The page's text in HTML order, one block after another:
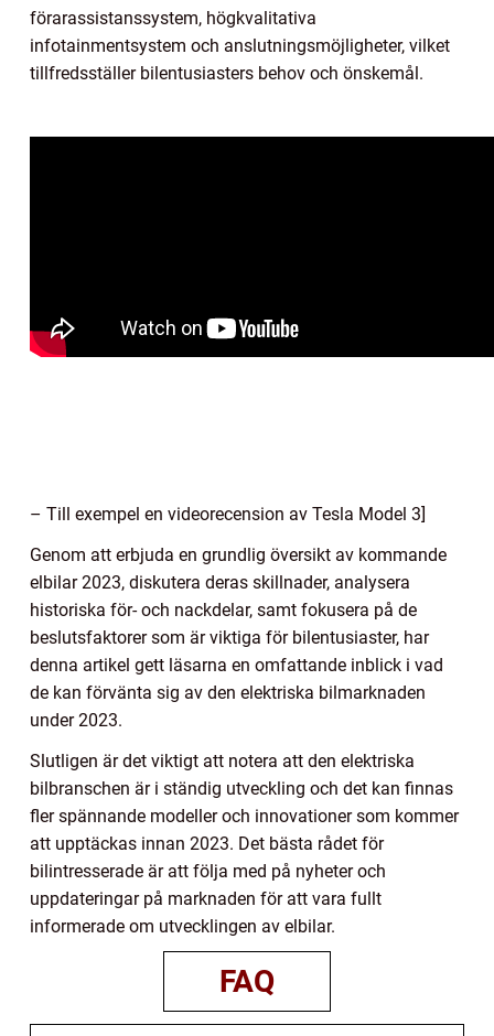
förarassistanssystem, högkvalitativa
infotainmentsystem och anslutningsmöjligheter, vilket
tillfredsställer bilentusiasters behov och önskemål.
– Till exempel en videorecension av Tesla Model 3]
Genom att erbjuda en grundlig översikt av kommande
elbilar 2023, diskutera deras skillnader, analysera
historiska för- och nackdelar, samt fokusera på de
beslutsfaktorer som är viktiga för bilentusiaster, har
denna artikel gett läsarna en omfattande inblick i vad
de kan förvänta sig av den elektriska bilmarknaden
under 2023.
Slutligen är det viktigt att notera att den elektriska
bilbranschen är i ständig utveckling och det kan finnas
fler spännande modeller och innovationer som kommer
att upptäckas innan 2023. Det bästa rådet för
bilintresserade är att följa med på nyheter och
uppdateringar på marknaden för att vara fullt
informerade om utvecklingen av elbilar.
FAQ